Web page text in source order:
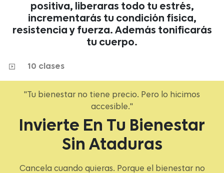
positiva, liberaras todo tu estrés,
incrementarás tu condición física,
resistencia y fuerza. Además tonificarás
tu cuerpo.
10 clases
"Tu bienestar no tiene precio. Pero lo hicimos
accesible."
Invierte En Tu Bienestar
Sin Ataduras
Cancela cuando quieras. Porque el bienestar no